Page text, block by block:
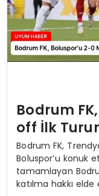
Bodrum
off İlk
Bodrum FK,
Boluspor’u konuk
tamamlayan
katılma hakkı elde